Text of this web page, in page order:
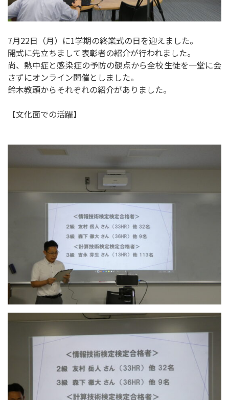
7月22日（月）に1学期の終業式の日を迎えました。
開式に先立ちまして表彰者の紹介が行われました。
尚、熱中症と感染症の予防の観点から全校生徒を一堂に会
さずにオンライン開催としました。
鈴木教頭からそれぞれの紹介がありました。
【文化面での活躍】